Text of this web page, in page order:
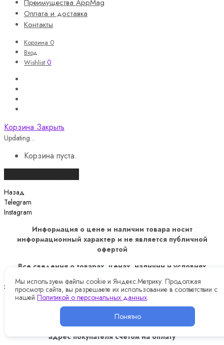
Преимущества AppMag
Оплата и доставка
Контакты
Корзина 0
Вход
Wishlist 0
Корзина Закрыть
Updating…
Корзина пуста.
Назад
Telegram
Instagram
Информация о цене и наличии товара носит
информационный характер и не является публичной
офертой
Все сведения о товарах, ценах, наличии и условиях
покупки, размещённые на сайте, носят информационный
характер и не являются публичной офертой, определяемой
положениями ст. 437 Гражданского кодекса Российской
Федерации. Окончательные условия продажи уточняются
при оформлении заказа, после связи с оператором.
Оформление заказа, подтверждается направление в
адрес покупателя счетом на оплату
Мы используем файлы cookie и Яндекс.Метрику. Продолжая
просмотр сайта, вы разрешаете их использование в соответствии с
нашей Политикой о персональных данных.
Понятно